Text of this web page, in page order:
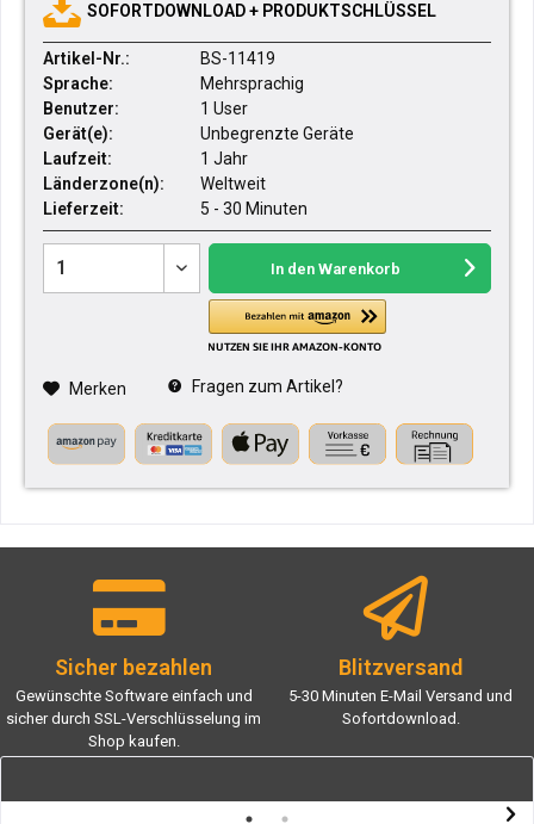
SOFORTDOWNLOAD + PRODUKTSCHLÜSSEL
Artikel-Nr.:
BS-11419
Sprache:
Mehrsprachig
Benutzer:
1 User
Gerät(e):
Unbegrenzte Geräte
Laufzeit:
1 Jahr
Länderzone(n):
Weltweit
Lieferzeit:
5 - 30 Minuten
In den Warenkorb
Merken Fragen zum Artikel?
Sicher bezahlen
Gewünschte Software einfach und
sicher durch SSL-Verschlüsselung im
Shop kaufen.
Blitzversand
5-30 Minuten E-Mail Versand und
Sofortdownload.